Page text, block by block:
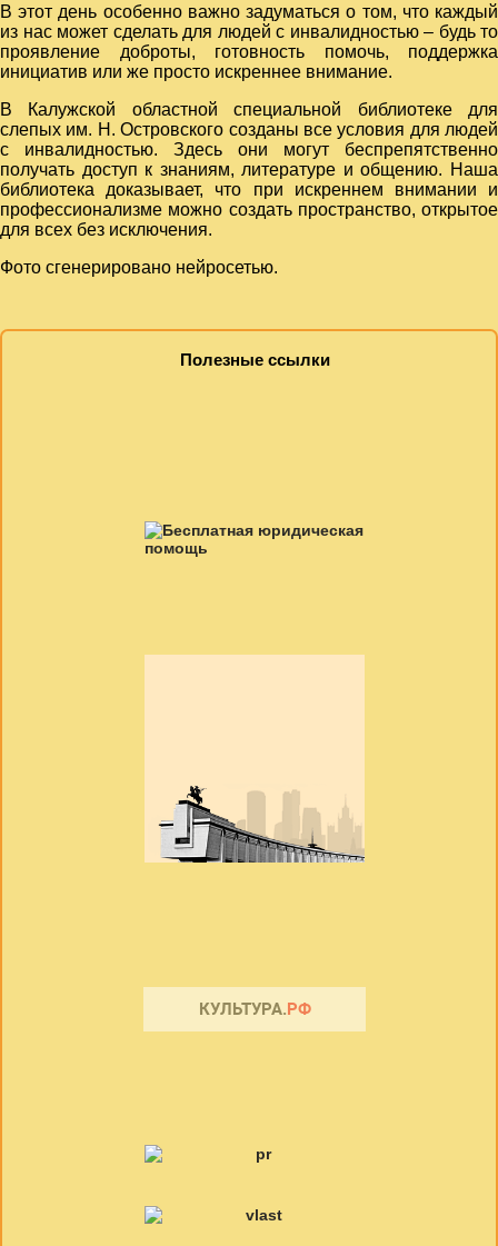
В этот день особенно важно задуматься о том, что каждый
из нас может сделать для людей с инвалидностью – будь то
проявление доброты, готовность помочь, поддержка
инициатив или же просто искреннее внимание.
В Калужской областной специальной библиотеке для
слепых им. Н. Островского созданы все условия для людей
с инвалидностью. Здесь они могут беспрепятственно
получать доступ к знаниям, литературе и общению. Наша
библиотека доказывает, что при искреннем внимании и
профессионализме можно создать пространство, открытое
для всех без исключения.
Фото сгенерировано нейросетью.
Полезные ссылки